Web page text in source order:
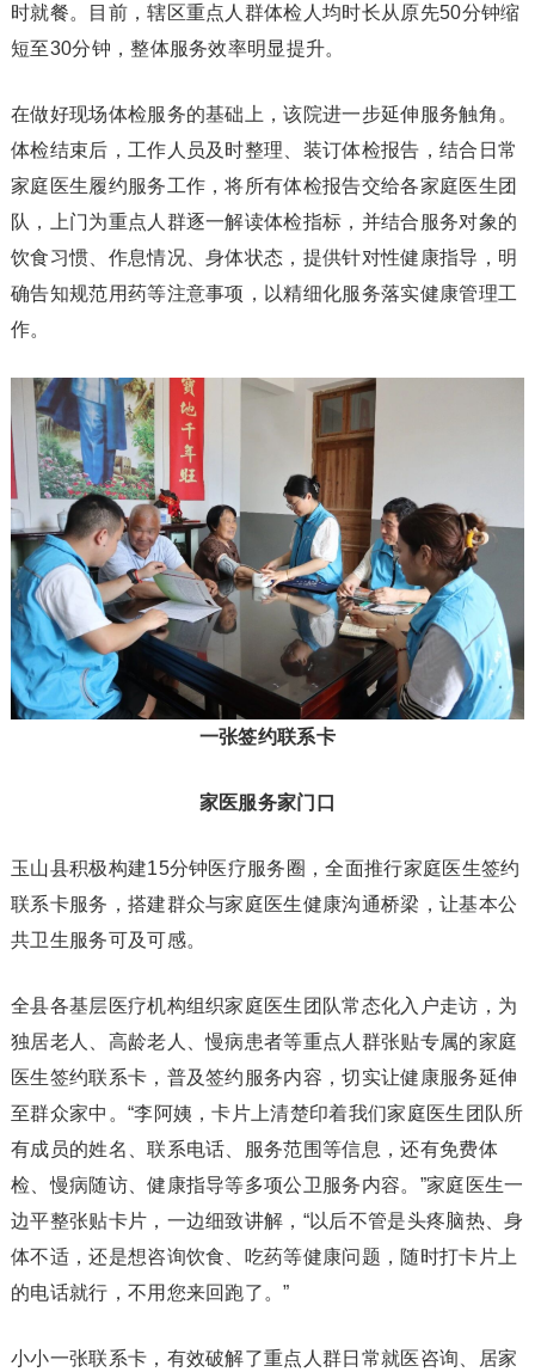
时就餐。目前，辖区重点人群体检人均时长从原先50分钟缩
短至30分钟，整体服务效率明显提升。
在做好现场体检服务的基础上，该院进一步延伸服务触角。
体检结束后，工作人员及时整理、装订体检报告，结合日常
家庭医生履约服务工作，将所有体检报告交给各家庭医生团
队，上门为重点人群逐一解读体检指标，并结合服务对象的
饮食习惯、作息情况、身体状态，提供针对性健康指导，明
确告知规范用药等注意事项，以精细化服务落实健康管理工
作。
一张签约联系卡
家医服务家门口
玉山县积极构建15分钟医疗服务圈，全面推行家庭医生签约
联系卡服务，搭建群众与家庭医生健康沟通桥梁，让基本公
共卫生服务可及可感。
全县各基层医疗机构组织家庭医生团队常态化入户走访，为
独居老人、高龄老人、慢病患者等重点人群张贴专属的家庭
医生签约联系卡，普及签约服务内容，切实让健康服务延伸
至群众家中。“李阿姨，卡片上清楚印着我们家庭医生团队所
有成员的姓名、联系电话、服务范围等信息，还有免费体
检、慢病随访、健康指导等多项公卫服务内容。”家庭医生一
边平整张贴卡片，一边细致讲解，“以后不管是头疼脑热、身
体不适，还是想咨询饮食、吃药等健康问题，随时打卡片上
的电话就行，不用您来回跑了。”
小小一张联系卡，有效破解了重点人群日常就医咨询、居家